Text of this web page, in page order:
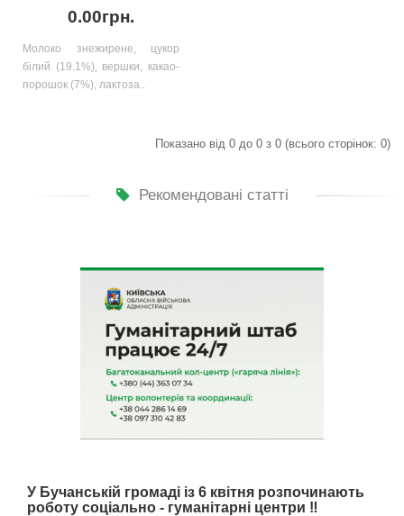
0.00грн.
Молоко знежирене, цукор
білий (19.1%), вершки, какао-
порошок (7%), лактоза..
Показано від 0 до 0 з 0 (всього сторінок: 0)
Рекомендовані статті
У Бучанській громаді із 6 квітня розпочинають
роботу соціально - гуманітарні центри ‼️